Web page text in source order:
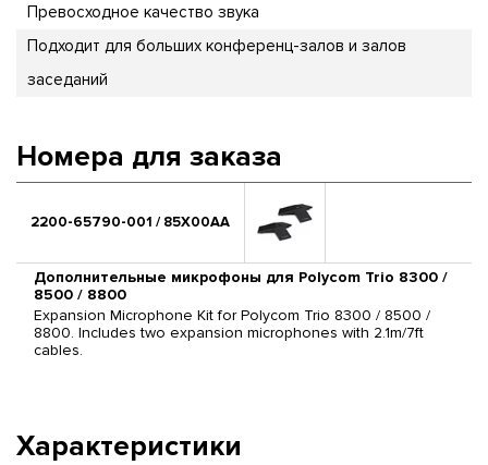
Превосходное качество звука
Подходит для больших конференц-залов и залов
заседаний
Номера для заказа
2200-65790-001 / 85X00AA
Дополнительные микрофоны для Polycom Trio 8300 /
8500 / 8800
Expansion Microphone Kit for Polycom Trio 8300 / 8500 /
8800. Includes two expansion microphones with 2.1m/7ft
cables.
Характеристики